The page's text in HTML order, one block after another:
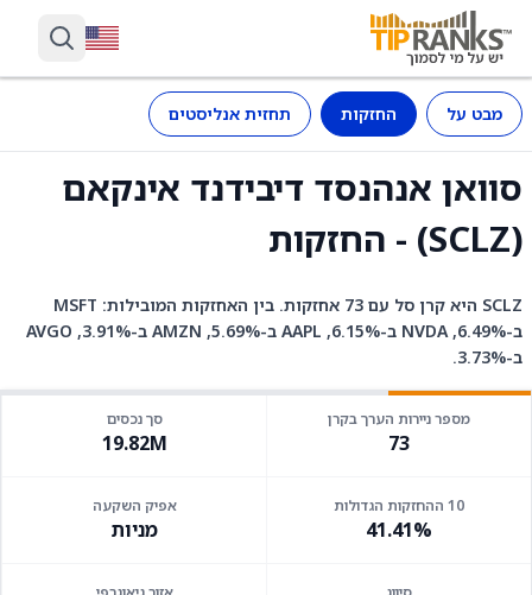
מבט על החזקות תחזית אנליסטים
סוואן אנהנסד דיבידנד אינקאם
(SCLZ) - החזקות
SCLZ היא קרן סל עם 73 אחזקות. בין האחזקות המובילות: MSFT
ב-6.49%, NVDA ב-6.15%, AAPL ב-5.69%, AMZN ב-3.91%, AVGO
ב-3.73%.
מספר ניירות הערך בקרן
73
סך נכסים
19.82M
10 ההחזקות הגדולות
41.41%
אפיק השקעה
מניות